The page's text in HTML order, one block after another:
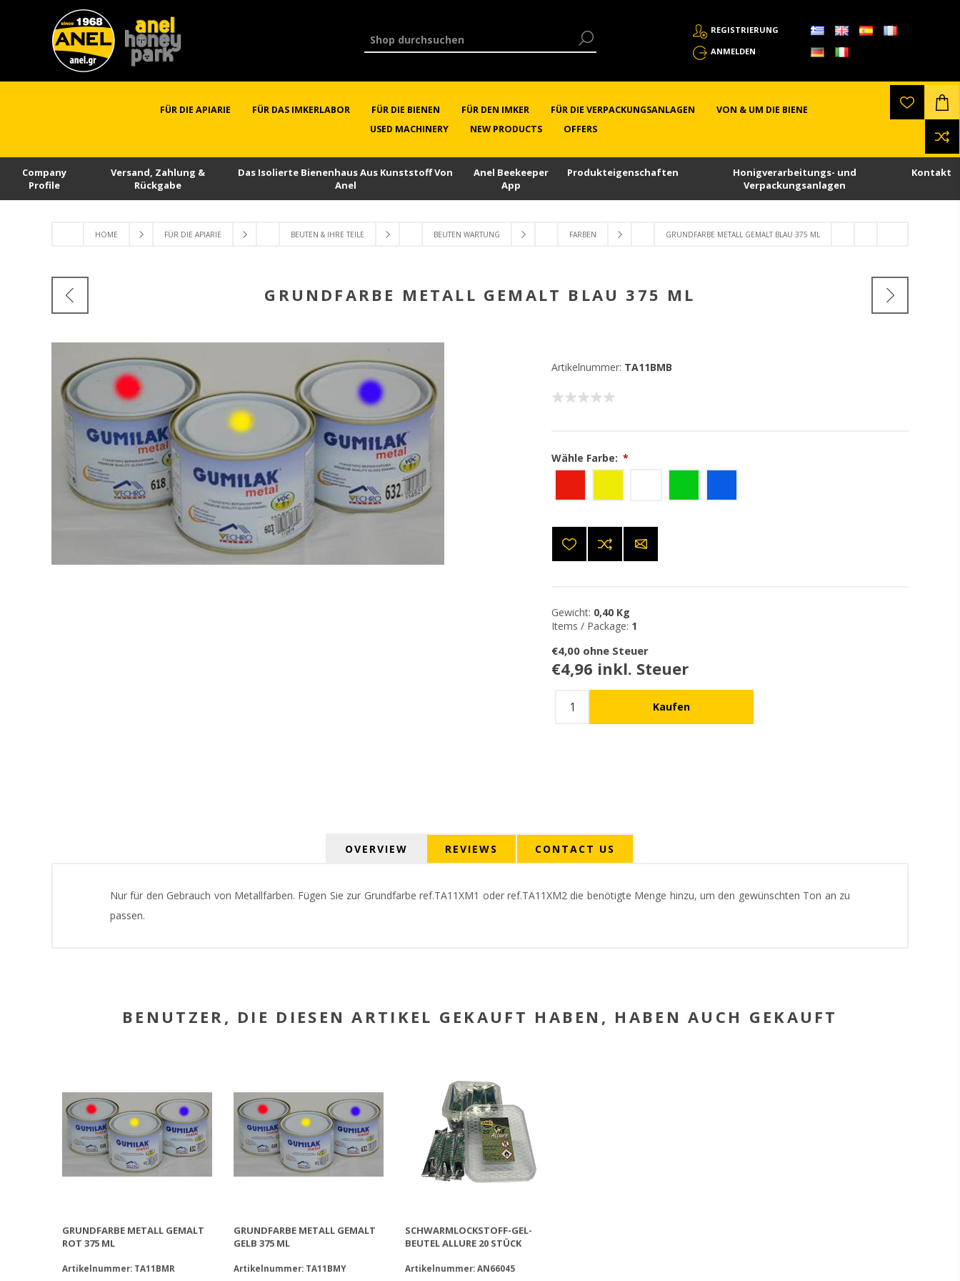
REGISTRIERUNG
ANMELDEN
FÜR DIE APIARIE FÜR DAS IMKERLABOR FÜR DIE BIENEN FÜR DEN IMKER FÜR DIE VERPACKUNGSANLAGEN
VON & UM DIE BIENE
USED MACHINERY
NEW PRODUCTS OFFERS
Company
Profile
Versand, Zahlung &
Rückgabe
Das Isolierte Bienenhaus Aus Kunststoff Von
Anel
Anel Beekeeper
App
Produkteigenschaften
Honigverarbeitungs- und
Verpackungsanlagen
Kontakt
HOME FÜR DIE APIARIE BEUTEN & IHRE TEILE BEUTEN WARTUNG FARBEN GRUNDFARBE METALL GEMALT BLAU 375 ML
GRUNDFARBE METALL GEMALT BLAU 375 ML
Artikelnummer: TA11BMB
Wähle Farbe: *
Gewicht: 0,40 Kg
Items / Package: 1
€4,00 ohne Steuer
€4,96 inkl. Steuer
OVERVIEW REVIEWS CONTACT US
Nur für den Gebrauch von Metallfarben. Fügen Sie zur Grundfarbe ref.TA11ΧΜ1 oder ref.TA11ΧΜ2 die benötigte Menge hinzu, um den gewünschten Ton an zu
passen.
BENUTZER, DIE DIESEN ARTIKEL GEKAUFT HABEN, HABEN AUCH GEKAUFT
GRUNDFARBE METALL GEMALT
ROT 375 ML
Artikelnummer: TA11BMR
GRUNDFARBE METALL GEMALT
GELB 375 ML
Artikelnummer: TA11BMY
SCHWARMLOCKSTOFF-GEL-
BEUTEL ALLURE 20 STÜCK
Artikelnummer: AN66045